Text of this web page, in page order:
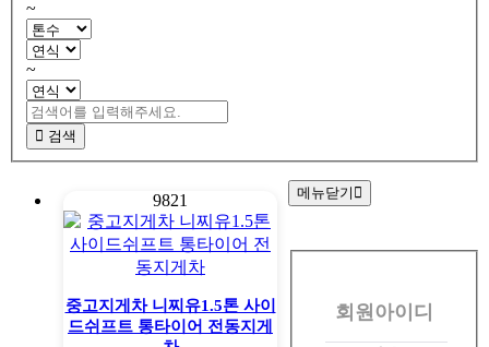
~
~
검색
9821
중고지게차 니찌유1.5톤 사이
드쉬프트 통타이어 전동지게
메뉴닫기
회
회원아이디